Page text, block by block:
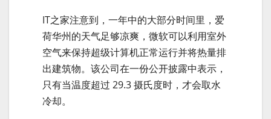
IT之家注意到，一年中的大部分时间里，爱
荷华州的天气足够凉爽，微软可以利用室外
空气来保持超级计算机正常运行并将热量排
出建筑物。该公司在一份公开披露中表示，
只有当温度超过 29.3 摄氏度时，才会取水
冷却。